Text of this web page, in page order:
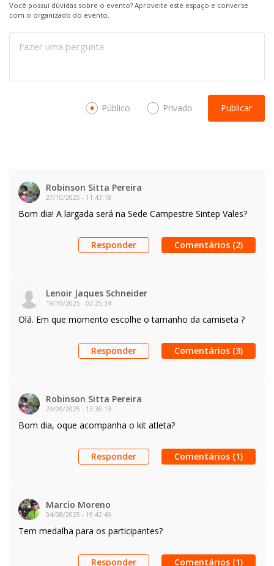
Você possui dúvidas sobre o evento? Aproveite este espaço e converse
com o organizado do evento.
Publicar
Privado
Público
Robinson Sitta Pereira
27/10/2025 - 11:43:18
Bom dia! A largada será na Sede Campestre Sintep Vales?
Responder Comentários (2)
Lenoir Jaques Schneider
19/10/2025 - 02:25:34
Olá. Em que momento escolhe o tamanho da camiseta ?
Responder Comentários (3)
Robinson Sitta Pereira
29/09/2025 - 13:36:13
Bom dia, oque acompanha o kit atleta?
Responder Comentários (1)
Marcio Moreno
04/08/2025 - 19:42:49
Tem medalha para os participantes?
Responder Comentários (1)